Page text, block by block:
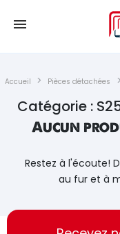
Accueil Pièces détachées
Catégorie :
Aucun
Restez à l'écoute!
au fur et à
https://france-
access.fr
https://france-